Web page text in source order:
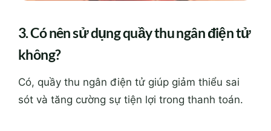
3. Có nên sử dụng quầy thu ngân điện tử
không?
Có, quầy thu ngân điện tử giúp giảm thiểu sai
sót và tăng cường sự tiện lợi trong thanh toán.